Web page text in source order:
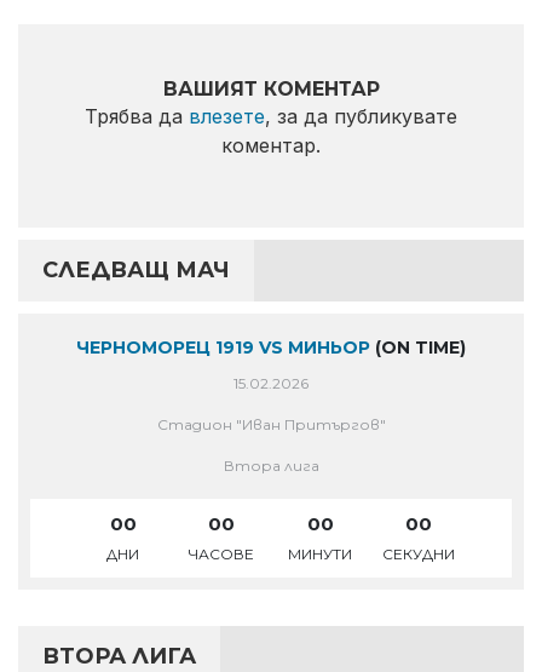
ВАШИЯТ КОМЕНТАР
Трябва да влезете, за да публикувате
коментар.
СЛЕДВАЩ МАЧ
ЧЕРНОМОРЕЦ 1919 VS МИНЬОР (ON TIME)
15.02.2026
Стадион "Иван Притъргов"
Втора лига
00
ДНИ
00
ЧАСОВЕ
00
МИНУТИ
00
СЕКУДНИ
ВТОРА ЛИГА